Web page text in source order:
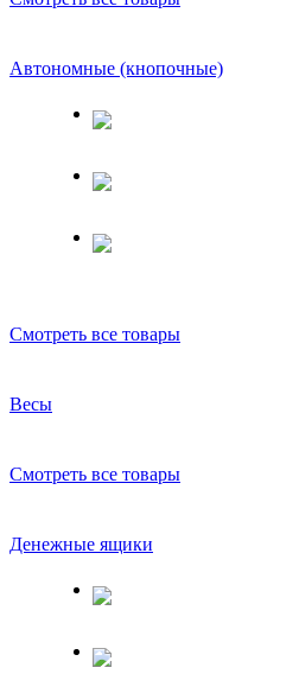
Автономные (кнопочные)
Смотреть все товары
Весы
Смотреть все товары
Денежные ящики